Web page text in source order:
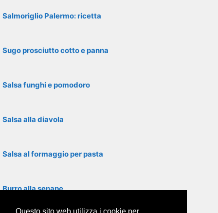
Salmoriglio Palermo: ricetta
Sugo prosciutto cotto e panna
Salsa funghi e pomodoro
Salsa alla diavola
Salsa al formaggio per pasta
Burro alla senape